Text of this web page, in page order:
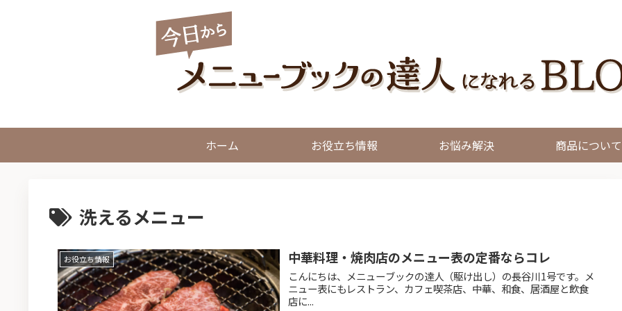
ホーム お役立ち情報 お悩み解決 商品について
洗えるメニュー
お役立ち情報 中華料理・焼肉店のメニュー表の定番ならコレ
こんにちは、メニューブックの達人（駆け出し）の長谷川1号です。メ
ニュー表にもレストラン、カフェ喫茶店、中華、和食、居酒屋と飲食
店に...